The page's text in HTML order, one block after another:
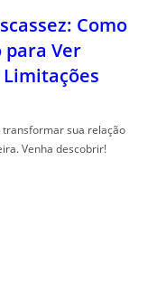
Como
para Ver
transformar sua relação
Venha descobrir!